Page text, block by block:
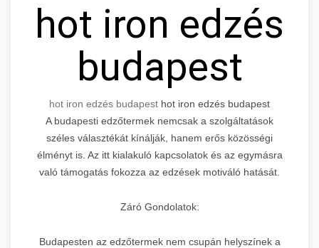
hot iron edzés
budapest
hot iron edzés budapest hot iron edzés budapest
A budapesti edzőtermek nemcsak a szolgáltatások
széles választékát kínálják, hanem erős közösségi
élményt is. Az itt kialakuló kapcsolatok és az egymásra
való támogatás fokozza az edzések motiváló hatását.
Záró Gondolatok:
Budapesten az edzőtermek nem csupán helyszínek a